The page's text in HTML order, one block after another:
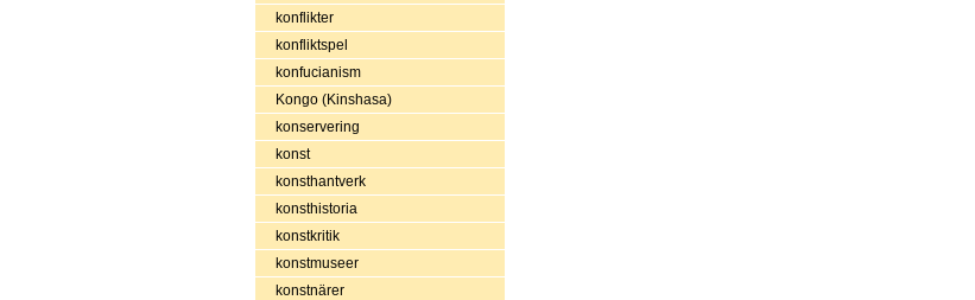
konflikter
konfliktspel
konfucianism
Kongo (Kinshasa)
konservering
konst
konsthantverk
konsthistoria
konstkritik
konstmuseer
konstnärer